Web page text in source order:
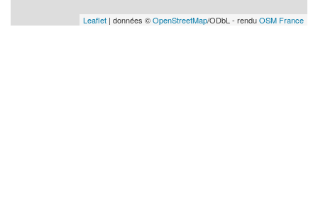
Leaflet | données ©OpenStreetMap/ODbL - renduOSM France